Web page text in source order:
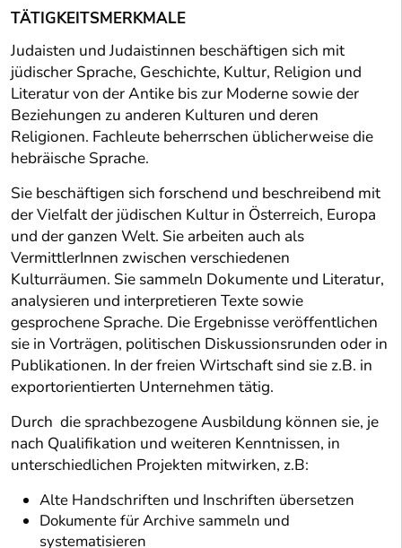
TÄTIGKEITSMERKMALE
Judaisten und Judaistinnen beschäftigen sich mit
jüdischer Sprache, Geschichte, Kultur, Religion und
Literatur von der Antike bis zur Moderne sowie der
Beziehungen zu anderen Kulturen und deren
Religionen. Fachleute beherrschen üblicherweise die
hebräische Sprache.
Sie beschäftigen sich forschend und beschreibend mit
der Vielfalt der jüdischen Kultur in Österreich, Europa
und der ganzen Welt. Sie arbeiten auch als
VermittlerInnen zwischen verschiedenen
Kulturräumen. Sie sammeln Dokumente und Literatur,
analysieren und interpretieren Texte sowie
gesprochene Sprache. Die Ergebnisse veröffentlichen
sie in Vorträgen, politischen Diskussionsrunden oder in
Publikationen. In der freien Wirtschaft sind sie z.B. in
exportorientierten Unternehmen tätig.
Durch die sprachbezogene Ausbildung können sie, je
nach Qualifikation und weiteren Kenntnissen, in
unterschiedlichen Projekten mitwirken, z.B:
Alte Handschriften und Inschriften übersetzen
Dokumente für Archive sammeln und
systematisieren